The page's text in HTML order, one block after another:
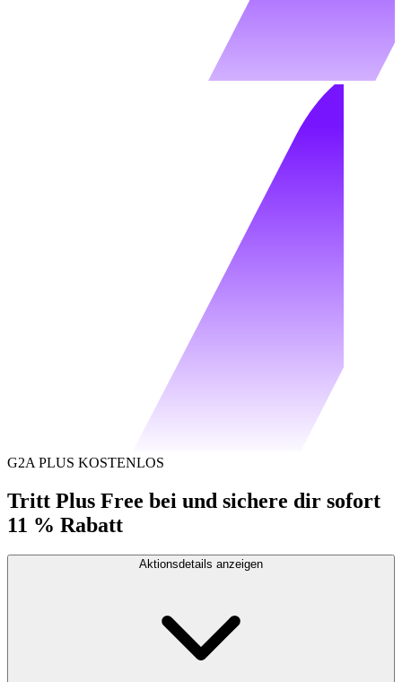
G2A PLUS KOSTENLOS
Tritt Plus Free bei und sichere dir sofort
11 % Rabatt
Aktionsdetails anzeigen